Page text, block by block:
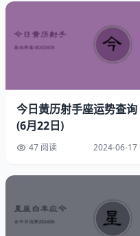
速配星座：处女
幸运方位：正东
幸运时间：上午9点至11点
幸运饰品：神秘蝎尾戒指
今日黄历射手座运势查询
(6月22日)
47 阅读 2024-06-17